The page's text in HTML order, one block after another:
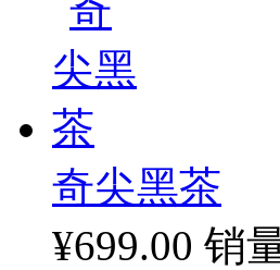
奇尖黑茶
¥699.00 销